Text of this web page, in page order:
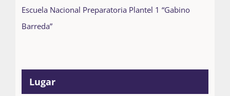
Escuela Nacional Preparatoria Plantel 1 “Gabino
Barreda”
Lugar